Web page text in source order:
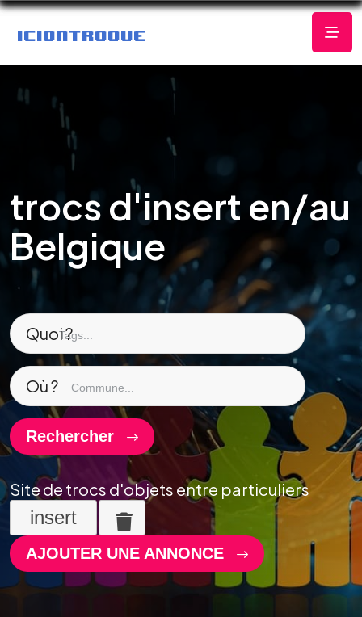
trocs d'insert en/au
Belgique
Quoi ?
Où ?
Rechercher
Site de trocs d'objets entre particuliers
insert
AJOUTER UNE ANNONCE